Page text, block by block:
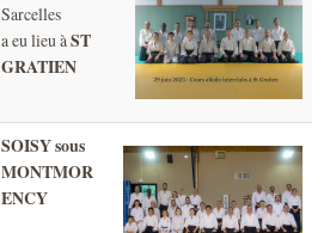
Sarcelles
a eu lieu àST
GRATIEN
SOISY sous
MONTMOR
ENCY